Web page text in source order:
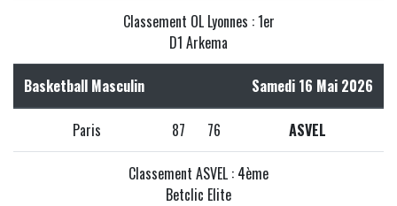
Classement OL Lyonnes : 1er
D1 Arkema
Basketball Masculin Samedi 16 Mai 2026
Paris 87 76 ASVEL
Classement ASVEL : 4ème
Betclic Elite